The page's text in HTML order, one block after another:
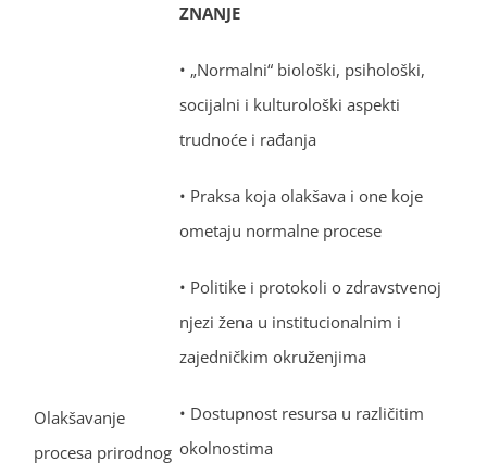
Olakšavanje
procesa prirodnog
ZNANJE
• „Normalni“ biološki, psihološki,
socijalni i kulturološki aspekti
trudnoće i rađanja
• Praksa koja olakšava i one koje
ometaju normalne procese
• Politike i protokoli o zdravstvenoj
njezi žena u institucionalnim i
zajedničkim okruženjima
• Dostupnost resursa u različitim
okolnostima